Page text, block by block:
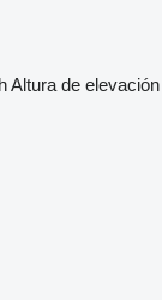
Altura de elevación